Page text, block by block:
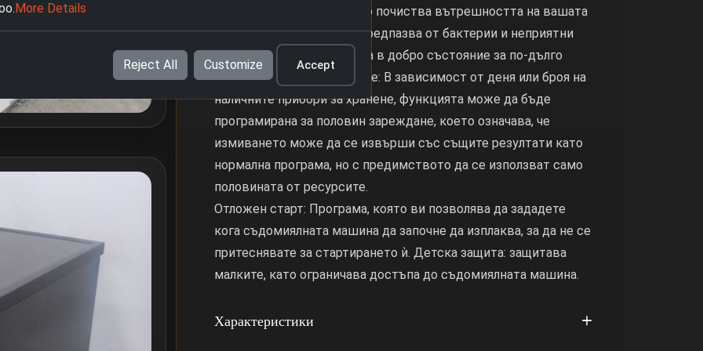
AutoClean: програма, която почиства вътрешността на вашата
съдомиялна машина и я предпазва от бактерии и неприятни
миризми, като я поддържа в добро състояние за по-дълго
време. Половин зареждане: В зависимост от деня или броя на
наличните прибори за хранене, функцията може да бъде
програмирана за половин зареждане, което означава, че
измиването може да се извърши със същите резултати като
нормална програма, но с предимството да се използват само
половината от ресурсите.
Отложен старт: Програма, която ви позволява да зададете
кога съдомиялната машина да започне да изплаква, за да не се
притеснявате за стартирането ѝ. Детска защита: защитава
малките, като ограничава достъпа до съдомиялната машина.
Характеристики
More Details
Reject All Customize Accept